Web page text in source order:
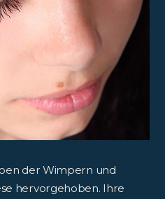
der Wimpern und
hervorgehoben. Ihre